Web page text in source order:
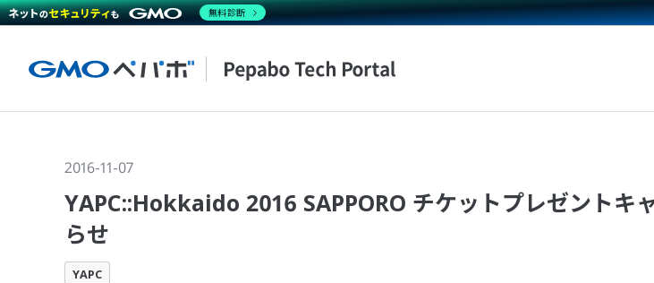
2016-11-07
YAPC::Hokkaido 2016 SAPPORO チケットプレゼントキ
らせ
YAPC
無料診断